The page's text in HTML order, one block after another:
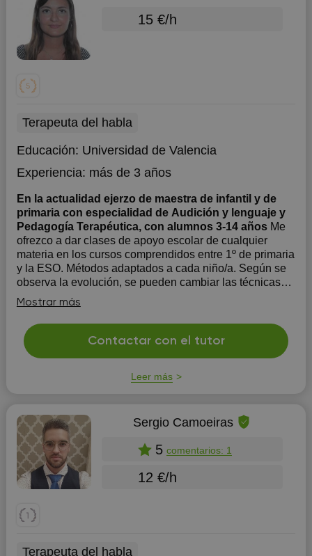
15 €/h
Terapeuta del habla
Educación: Universidad de Valencia
Experiencia: más de 3 años
En la actualidad ejerzo de maestra de infantil y de
primaria con especialidad de Audición y lenguaje y
Pedagogía Terapéutica, con alumnos 3-14 años Me
ofrezco a dar clases de apoyo escolar de cualquier
materia en los cursos comprendidos entre 1º de primaria
y la ESO. Métodos adaptados a cada niño/a. Según se
observa la evolución, se pueden cambiar las técnicas
de enseñanza por otras que sean más motivadoras y
resulten más beneficiosas para el a...
Mostrar más
Contactar con el tutor
Leer más
Sergio Camoeiras
5 comentarios: 1
12 €/h
Terapeuta del habla